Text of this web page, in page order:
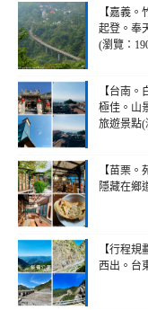
【嘉義
起登。奉
(瀏覽：
【台南
極佳。山
旅遊景點(
【苗栗
隱藏在鄉
【行程
西出。台